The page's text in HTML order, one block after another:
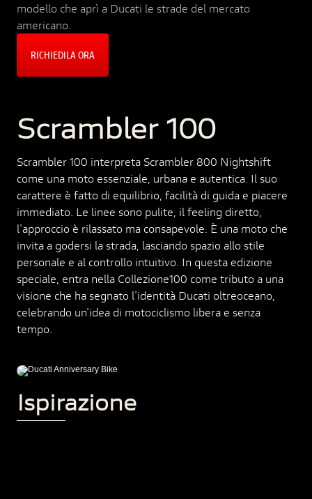
modello che aprì a Ducati le strade del mercato
americano.
RICHIEDILA ORA
Scrambler 100
Scrambler 100 interpreta Scrambler 800 Nightshift
come una moto essenziale, urbana e autentica. Il suo
carattere è fatto di equilibrio, facilità di guida e piacere
immediato. Le linee sono pulite, il feeling diretto,
l'approccio è rilassato ma consapevole. È una moto che
invita a godersi la strada, lasciando spazio allo stile
personale e al controllo intuitivo. In questa edizione
speciale, entra nella Collezione100 come tributo a una
visione che ha segnato l'identità Ducati oltreoceano,
celebrando un'idea di motociclismo libera e senza
tempo.
Ispirazione